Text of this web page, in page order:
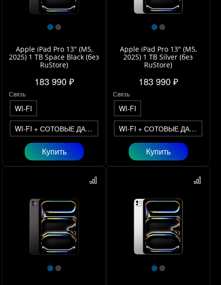
Apple iPad Pro 13" (M5,
2025) 1 TB Space Black (без
RuStore)
183 990 ₽
Связь
WI-FI
WI-FI + СОТОВЫЕ ДАННЫЕ
Купить
Apple iPad Pro 13" (M5,
2025) 1 TB Silver (без
RuStore)
183 990 ₽
Связь
WI-FI
WI-FI + СОТОВЫЕ ДАННЫЕ
Купить